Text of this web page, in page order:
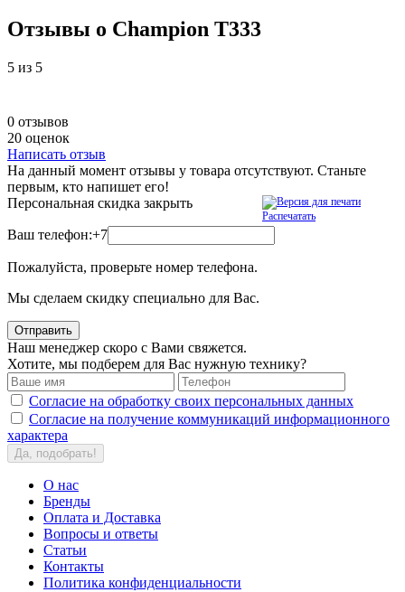
Отзывы о Champion Т333
5 из 5
0 отзывов
20 оценок
Написать отзыв
На данный момент отзывы у товара отсутствуют. Станьте
первым, кто напишет его!
Распечатать
Персональная скидка закрыть
Ваш телефон:+7
Пожалуйста, проверьте номер телефона.
Мы сделаем скидку специально для Вас.
Отправить
Наш менеджер скоро с Вами свяжется.
Хотите, мы подберем для Вас нужную технику?
Согласие на обработку своих персональных данных
Согласие на получение коммуникаций информационного
характера
Да, подобрать!
О нас
Бренды
Оплата и Доставка
Вопросы и ответы
Статьи
Контакты
Политика конфиденциальности